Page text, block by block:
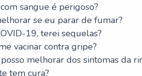
sangue é perigoso?
se eu parar de fumar?
19, terei sequelas?
vacinar contra gripe?
melhorar dos sintomas da
tem cura?